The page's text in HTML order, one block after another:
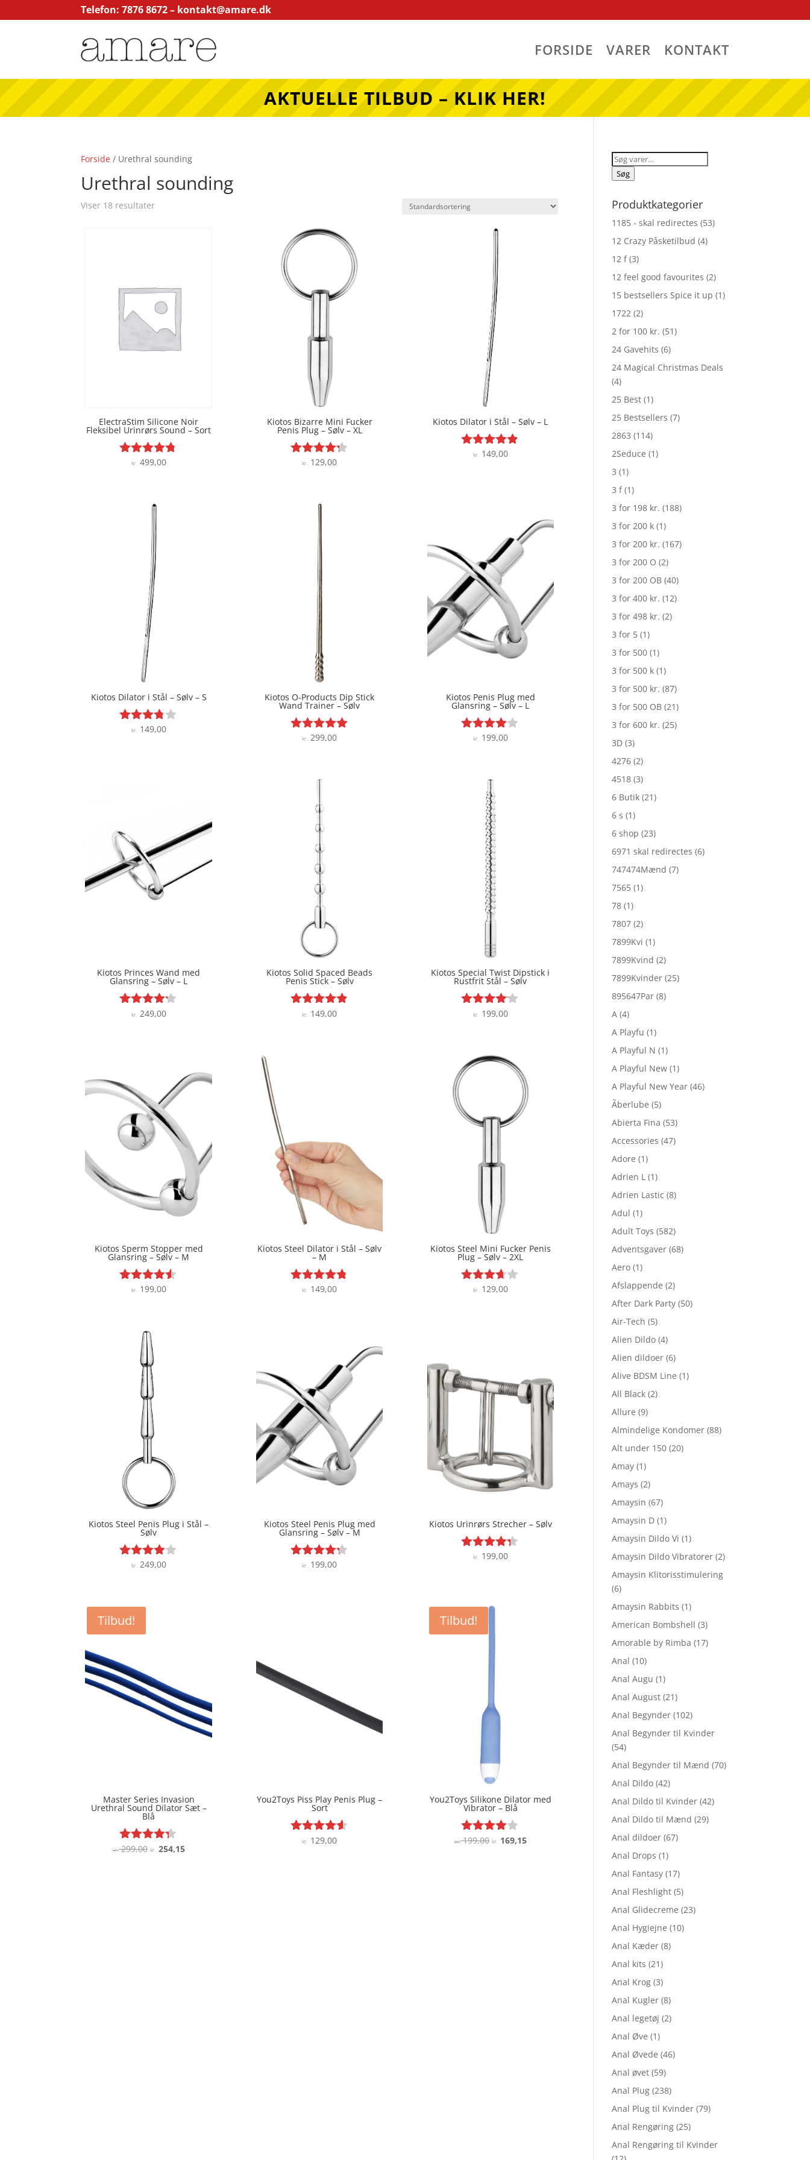
Telefon: 7876 8672 – kontakt@amare.dk
FORSIDE VARER KONTAKT
AKTUELLE TILBUD – KLIK HER!
Forside / Urethral sounding
Urethral sounding
Viser 18 resultater
ElectraStim Silicone Noir
Fleksibel Urinrørs Sound – Sort
Vurderet
kr.499,00
Kiotos Bizarre Mini Fucker
Penis Plug – Sølv – XL
Vurderet
kr. 129,00
Kiotos Dilator i Stål – Sølv – L
Vurderet
kr.149,00
Kiotos Dilator i Stål – Sølv – S
Vurderet
kr.149,00
Kiotos O-Products Dip Stick
Wand Trainer – Sølv
Vurderet
kr. 299,00
Kiotos Penis Plug med
Glansring – Sølv – L
Vurderet
kr.199,00
Kiotos Princes Wand med
Glansring – Sølv – L
Vurderet
kr. 249,00
Kiotos Solid Spaced Beads
Penis Stick – Sølv
Vurderet
kr. 149,00
Kiotos Special Twist Dipstick i
Rustfrit Stål – Sølv
Vurderet
kr. 199,00
Kiotos Sperm Stopper med
Glansring – Sølv – M
Vurderet
kr.199,00
Kiotos Steel Dilator i Stål – Sølv
– M
Vurderet
kr. 149,00
Kiotos Steel Mini Fucker Penis
Plug – Sølv – 2XL
Vurderet
kr.129,00
Kiotos Steel Penis Plug i Stål –
Sølv
Vurderet
kr.249,00
Kiotos Steel Penis Plug med
Glansring – Sølv – M
Vurderet
kr. 199,00
Kiotos Urinrørs Strecher – Sølv
Vurderet
kr.199,00
Tilbud!
Master Series Invasion
Urethral Sound Dilator Sæt –
Blå
Vurderet
kr.299,00 Den
kr. 254,15Den
You2Toys Piss Play Penis Plug –
Sort
Vurderet
kr. 129,00
Tilbud!
You2Toys Silikone Dilator med
Vibrator – Blå
Vurderet
kr.199,00 Den
kr. 169,15Den
Søg
efter:
Søg
Produktkategorier
1185 - skal redirectes (53)
12 Crazy Påsketilbud (4)
12 f (3)
12 feel good favourites (2)
15 bestsellers Spice it up (1)
1722 (2)
2 for 100 kr. (51)
24 Gavehits (6)
24 Magical Christmas Deals
(4)
25 Best (1)
25 Bestsellers (7)
2863 (114)
2Seduce (1)
3 (1)
3 f (1)
3 for 198 kr. (188)
3 for 200 k (1)
3 for 200 kr. (167)
3 for 200 O (2)
3 for 200 OB (40)
3 for 400 kr. (12)
3 for 498 kr. (2)
3 for 5 (1)
3 for 500 (1)
3 for 500 k (1)
3 for 500 kr. (87)
3 for 500 OB (21)
3 for 600 kr. (25)
3D (3)
4276 (2)
4518 (3)
6 Butik (21)
6 s (1)
6 shop (23)
6971 skal redirectes (6)
747474Mænd (7)
7565 (1)
78 (1)
7807 (2)
7899Kvi (1)
7899Kvind (2)
7899Kvinder (25)
895647Par (8)
A (4)
A Playfu (1)
A Playful N (1)
A Playful New (1)
A Playful New Year (46)
Ãberlube (5)
Abierta Fina (53)
Accessories (47)
Adore (1)
Adrien L (1)
Adrien Lastic (8)
Adul (1)
Adult Toys (582)
Adventsgaver (68)
Aero (1)
Afslappende (2)
After Dark Party (50)
Air-Tech (5)
Alien Dildo (4)
Alien dildoer (6)
Alive BDSM Line (1)
All Black (2)
Allure (9)
Almindelige Kondomer (88)
Alt under 150 (20)
Amay (1)
Amays (2)
Amaysin (67)
Amaysin D (1)
Amaysin Dildo Vi (1)
Amaysin Dildo Vibratorer (2)
Amaysin Klitorisstimulering
(6)
Amaysin Rabbits (1)
American Bombshell (3)
Amorable by Rimba (17)
Anal (10)
Anal Augu (1)
Anal August (21)
Anal Begynder (102)
Anal Begynder til Kvinder
(54)
Anal Begynder til Mænd (70)
Anal Dildo (42)
Anal Dildo til Kvinder (42)
Anal Dildo til Mænd (29)
Anal dildoer (67)
Anal Drops (1)
Anal Fantasy (17)
Anal Fleshlight (5)
Anal Glidecreme (23)
Anal Hygiejne (10)
Anal Kæder (8)
Anal kits (21)
Anal Krog (3)
Anal Kugler (8)
Anal legetøj (2)
Anal Øve (1)
Anal Øvede (46)
Anal øvet (59)
Anal Plug (238)
Anal Plug til Kvinder (79)
Anal Rengøring (25)
Anal Rengøring til Kvinder